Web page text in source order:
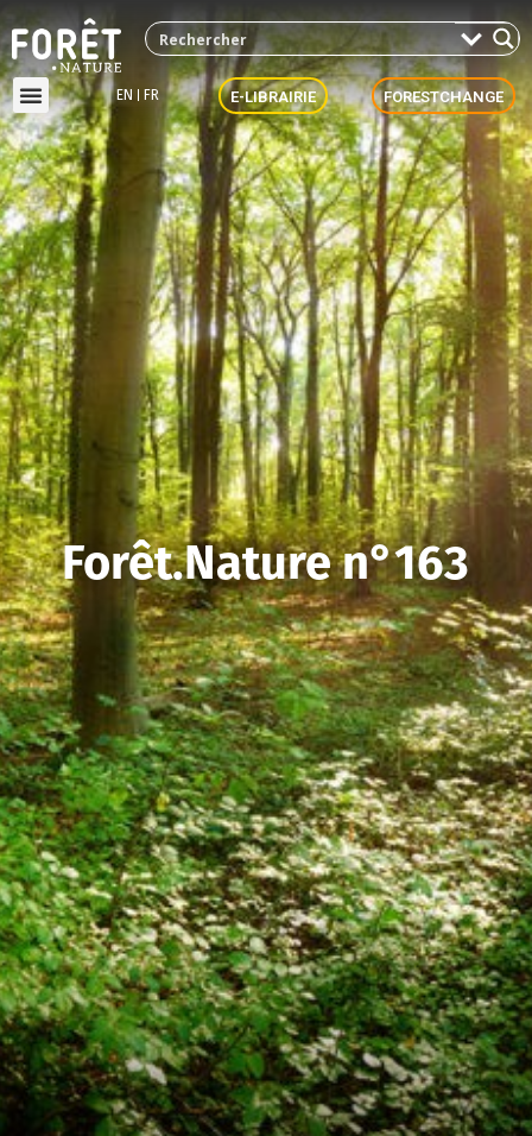
EN FR E-LIBRAIRIE FORESTCHANGE
Forêt.Nature n°163